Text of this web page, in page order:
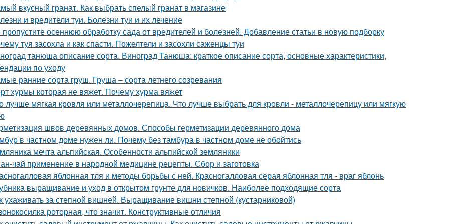
вкусный гранат. Как выбрать спелый гранат в магазине
и вредители туи. Болезни туи и их лечение
осеннюю обработку сада от вредителей и болезней. Добавление статьи в новую подборку
туя засохла и как спасти. Пожелтели и засохли саженцы туи
танюша описание сорта. Виноград Танюша: краткое описание сорта, основные характеристики,
по уходу
ранние сорта груш. Груша – сорта летнего созревания
хурмы которая не вяжет. Почему хурма вяжет
лучше мягкая кровля или металлочерепица. Что лучше выбрать для кровли - металлочерепицу или мягкую
швов деревянных домов. Способы герметизации деревянного дома
в частном доме нужен ли. Почему без тамбура в частном доме не обойтись
мечта альпийская. Особенности альпийской земляники
чай применение в народной медицине рецепты. Сбор и заготовка
яблонная тля и методы борьбы с ней. Красногалловая серая яблонная тля - враг яблонь
выращивание и уход в открытом грунте для новичков. Наиболее подходящие сорта
ухаживать за степной вишней. Выращивание вишни степной (кустарниковой)
роторная, что значит. Конструктивные отличия